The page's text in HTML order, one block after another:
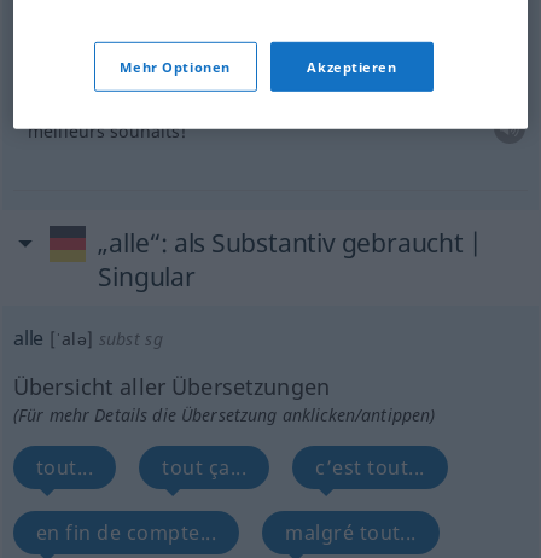
Gute!
meilleurs souhaits!
„alle“: als Substantiv gebraucht |
Singular
alle [ˈalə] substsg
Übersicht aller Übersetzungen
(Für mehr Details die Übersetzung anklicken/antippen)
tout... tout ça... c’est tout...
en fin de compte... malgré tout...
Mehr Optionen Akzeptieren